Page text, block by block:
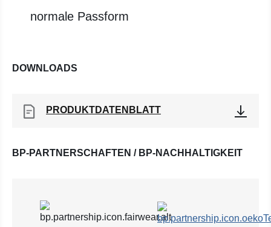
normale Passform
DOWNLOADS
PRODUKTDATENBLATT
BP-PARTNERSCHAFTEN / BP-NACHHALTIGKEIT